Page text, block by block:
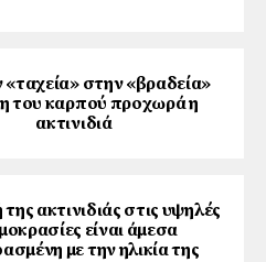
στην «βραδεία»
του καρπού προχωρά η
ακτινιδιά
ακτινιδιάς στις υψηλές
είναι άμεσα
με την ηλικία της